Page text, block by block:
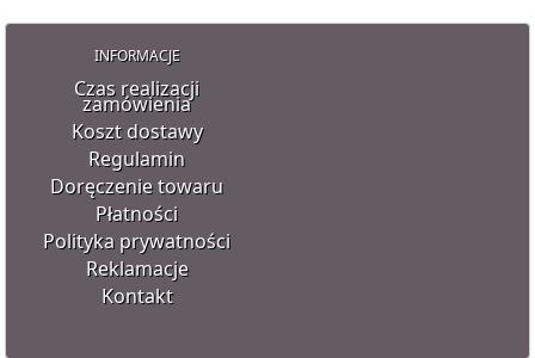
INFORMACJE
Czas realizacji
zamówienia
Koszt dostawy
Regulamin
Doręczenie towaru
Płatności
Polityka prywatności
Reklamacje
Kontakt